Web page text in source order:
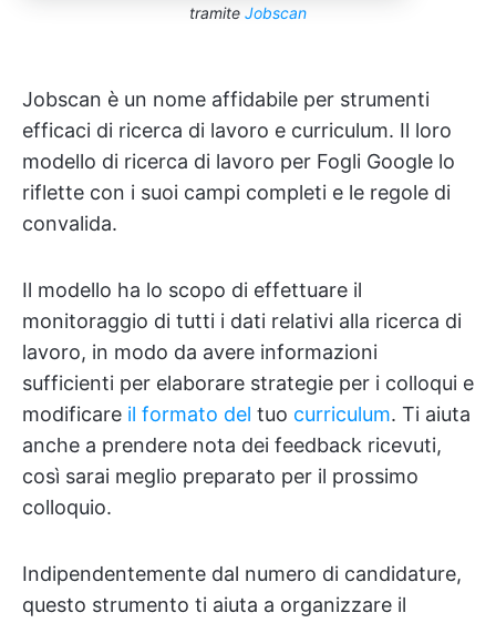
tramite Jobscan
Jobscan è un nome affidabile per strumenti
efficaci di ricerca di lavoro e curriculum. Il loro
modello di ricerca di lavoro per Fogli Google lo
riflette con i suoi campi completi e le regole di
convalida.
Il modello ha lo scopo di effettuare il
monitoraggio di tutti i dati relativi alla ricerca di
lavoro, in modo da avere informazioni
sufficienti per elaborare strategie per i colloqui e
modificare il formato del tuo curriculum. Ti aiuta
anche a prendere nota dei feedback ricevuti,
così sarai meglio preparato per il prossimo
colloquio.
Indipendentemente dal numero di candidature,
questo strumento ti aiuta a organizzare il